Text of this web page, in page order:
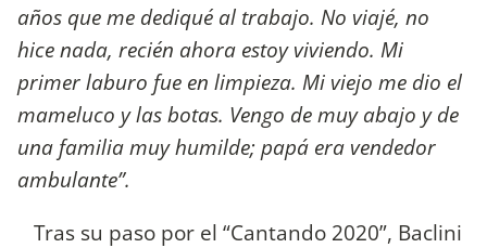
años que me dediqué al trabajo. No viajé, no
hice nada, recién ahora estoy viviendo. Mi
primer laburo fue en limpieza. Mi viejo me dio el
mameluco y las botas. Vengo de muy abajo y de
una familia muy humilde; papá era vendedor
ambulante”.
Tras su paso por el “Cantando 2020”, Baclini